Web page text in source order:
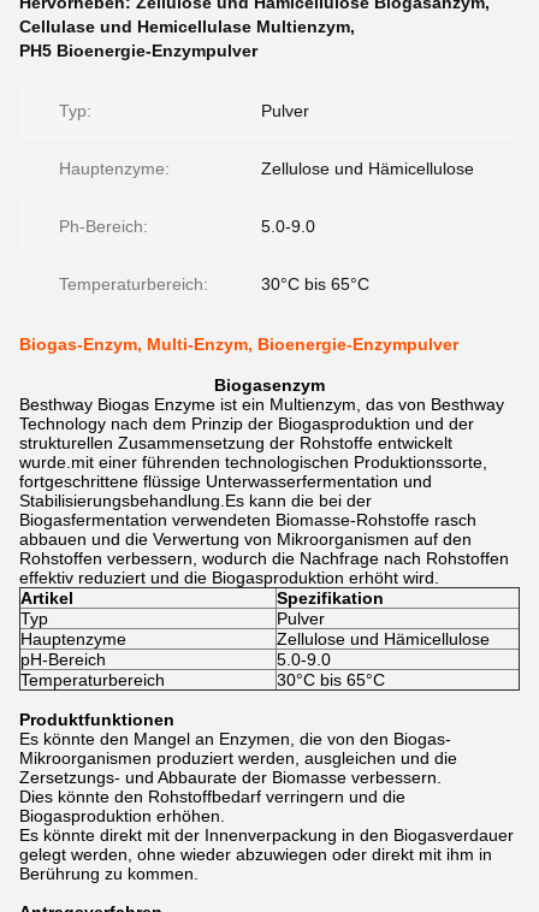
Cellulase und Hemicellulase Multienzym,
PH5 Bioenergie-Enzympulver
Typ: Pulver
Hauptenzyme: Zellulose und Hämicellulose
Ph-Bereich: 5.0-9.0
Temperaturbereich: 30°C bis 65°C
Biogas-Enzym, Multi-Enzym, Bioenergie-Enzympulver
Biogasenzym
Besthway Biogas Enzyme ist ein Multienzym, das von Besthway
Technology nach dem Prinzip der Biogasproduktion und der
strukturellen Zusammensetzung der Rohstoffe entwickelt
wurde.mit einer führenden technologischen Produktionssorte,
fortgeschrittene flüssige Unterwasserfermentation und
Stabilisierungsbehandlung.Es kann die bei der
Biogasfermentation verwendeten Biomasse-Rohstoffe rasch
abbauen und die Verwertung von Mikroorganismen auf den
Rohstoffen verbessern, wodurch die Nachfrage nach Rohstoffen
effektiv reduziert und die Biogasproduktion erhöht wird.
Artikel
Spezifikation
Typ
Pulver
Hauptenzyme
Zellulose und Hämicellulose
pH-Bereich
5.0-9.0
Temperaturbereich
30°C bis 65°C
Produktfunktionen
Es könnte den Mangel an Enzymen, die von den Biogas-
Mikroorganismen produziert werden, ausgleichen und die
Zersetzungs- und Abbaurate der Biomasse verbessern.
Dies könnte den Rohstoffbedarf verringern und die
Biogasproduktion erhöhen.
Es könnte direkt mit der Innenverpackung in den Biogasverdauer
gelegt werden, ohne wieder abzuwiegen oder direkt mit ihm in
Berührung zu kommen.